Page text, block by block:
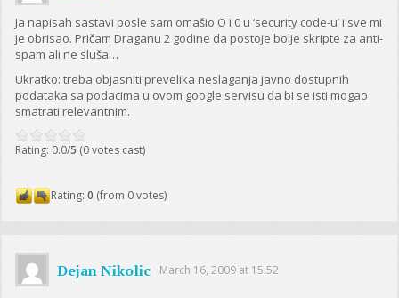
Ja napisah sastavi posle sam omašio O i 0 u ‘security code-u’ i sve mi
je obrisao. Pričam Draganu 2 godine da postoje bolje skripte za anti-
spam ali ne sluša…
Ukratko: treba objasniti prevelika neslaganja javno dostupnih
podataka sa podacima u ovom google servisu da bi se isti mogao
smatrati relevantnim.
Rating: 0.0/5 (0 votes cast)
Rating:0 (from 0 votes)
Dejan Nikolic March 16, 2009 at 15:52